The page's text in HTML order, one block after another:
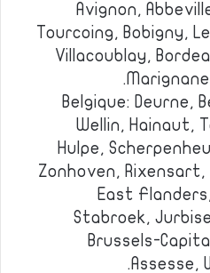
Avignon,
Tourcoing, Bobigny,
Villacoublay,
Belgique: Deurne,
Wellin, Hainaut,
Hulpe,
Zonhoven,
East
Stabroek,
Brussels-
Assesse,